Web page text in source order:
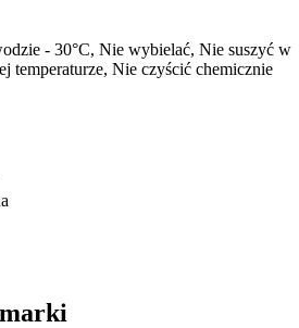
- 30°C, Nie wybielać, Nie suszyć w
temperaturze, Nie czyścić chemicznie